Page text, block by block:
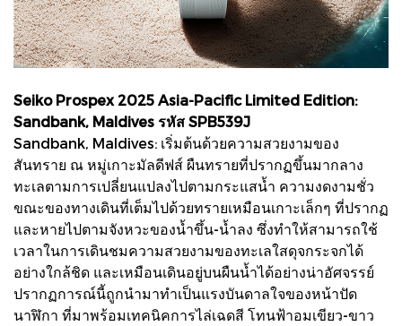
Seiko Prospex 2025 Asia-Pacific Limited Edition:
Sandbank, Maldives รหัส SPB539J
Sandbank, Maldives: เริ่มต้นด้วยความสวยงามของ
สันทราย ณ หมู่เกาะมัลดีฟส์ ผืนทรายที่ปรากฏขึ้นมากลาง
ทะเลตามการเปลี่ยนแปลงไปตามกระแสน้ำ ความงดงามชั่ว
ขณะของทางเดินที่เต็มไปด้วยทรายเหมือนเกาะเล็กๆ ที่ปรากฏ
และหายไปตามจังหวะของน้ำขึ้น-น้ำลง ซึ่งทำให้สามารถใช้
เวลาในการเดินชมความสวยงามของทะเลใสดุจกระจกได้
อย่างใกล้ชิด และเหมือนเดินอยู่บนผืนน้ำได้อย่างน่าอัศจรรย์
ปรากฏการณ์นี้ถูกนำมาทำเป็นแรงบันดาลใจของหน้าปัด
นาฬิกา ที่มาพร้อมเทคนิคการไล่เฉดสี โทนฟ้าอมเขียว-ขาว